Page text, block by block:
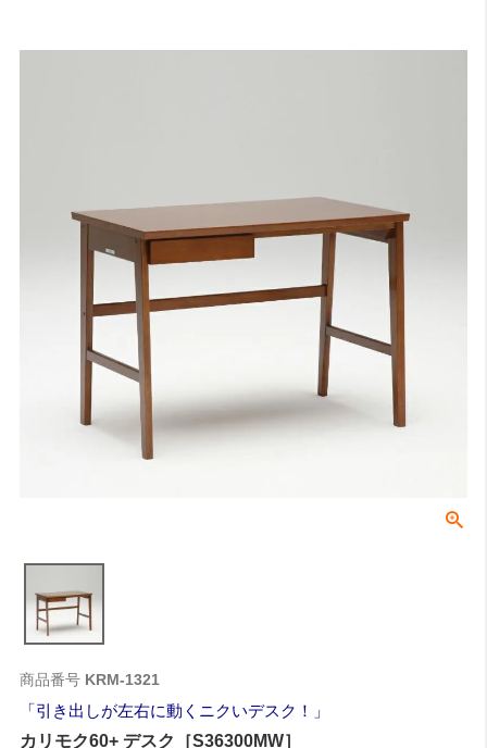
商品番号 KRM-1321
引き出しが左右に動くニクいデスク！
カリモク60+ デスク［S36300MW］